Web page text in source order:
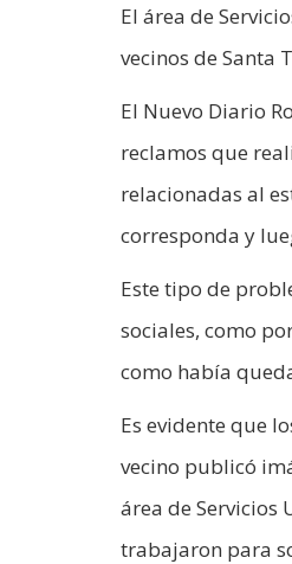
El área de
vecinos de Santa
El Nuevo Diario
reclamos que
relacionadas al
corresponda y
Este tipo de
sociales, como
como había
Es evidente que
vecino publicó
área de Servicios
trabajaron para